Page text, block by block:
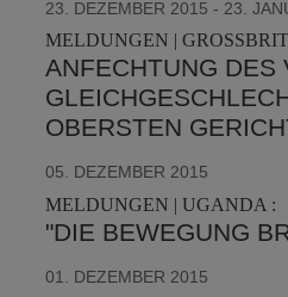
23. DEZEMBER 2015 - 23.
MELDUNGEN |
ANFECHTUNG DES
OBERSTEN
05. DEZEMBER 2015
MELDUNGEN | UGANDA :
"DIE BEWEGUNG
01. DEZEMBER 2015